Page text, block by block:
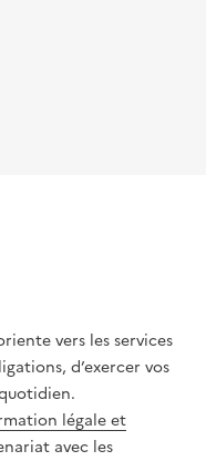
vers les services
d’exercer vos
légale et
avec les